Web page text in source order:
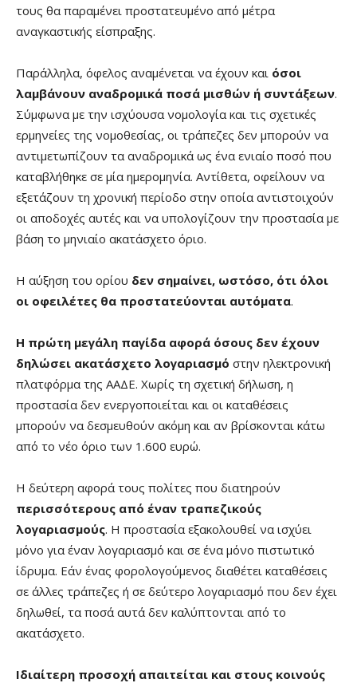
τους θα παραμένει προστατευμένο από μέτρα
αναγκαστικής είσπραξης.
Παράλληλα, όφελος αναμένεται να έχουν και όσοι
λαμβάνουν αναδρομικά ποσά μισθών ή συντάξεων.
Σύμφωνα με την ισχύουσα νομολογία και τις σχετικές
ερμηνείες της νομοθεσίας, οι τράπεζες δεν μπορούν να
αντιμετωπίζουν τα αναδρομικά ως ένα ενιαίο ποσό που
καταβλήθηκε σε μία ημερομηνία. Αντίθετα, οφείλουν να
εξετάζουν τη χρονική περίοδο στην οποία αντιστοιχούν
οι αποδοχές αυτές και να υπολογίζουν την προστασία με
βάση το μηνιαίο ακατάσχετο όριο.
Η αύξηση του ορίου δεν σημαίνει, ωστόσο, ότι όλοι
οι οφειλέτες θα προστατεύονται αυτόματα.
Η πρώτη μεγάλη παγίδα αφορά όσους δεν έχουν
δηλώσει ακατάσχετο λογαριασμό στην ηλεκτρονική
πλατφόρμα της ΑΑΔΕ. Χωρίς τη σχετική δήλωση, η
προστασία δεν ενεργοποιείται και οι καταθέσεις
μπορούν να δεσμευθούν ακόμη και αν βρίσκονται κάτω
από το νέο όριο των 1.600 ευρώ.
Η δεύτερη αφορά τους πολίτες που διατηρούν
περισσότερους από έναν τραπεζικούς
λογαριασμούς. Η προστασία εξακολουθεί να ισχύει
μόνο για έναν λογαριασμό και σε ένα μόνο πιστωτικό
ίδρυμα. Εάν ένας φορολογούμενος διαθέτει καταθέσεις
σε άλλες τράπεζες ή σε δεύτερο λογαριασμό που δεν έχει
δηλωθεί, τα ποσά αυτά δεν καλύπτονται από το
ακατάσχετο.
Ιδιαίτερη προσοχή απαιτείται και στους κοινούς